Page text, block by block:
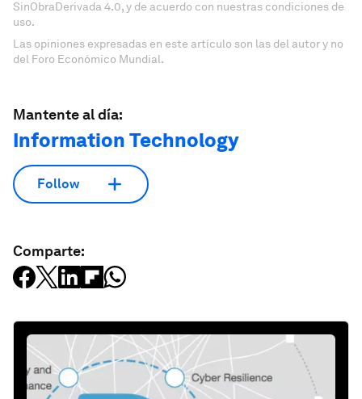
SinObraDerivada 4.0, y de acuerdo con nuestras condiciones de
uso.
Las opiniones expresadas en este artículo son las del autor y no
del Foro Económico Mundial.
Mantente al día:
Information Technology
Follow
Comparte: